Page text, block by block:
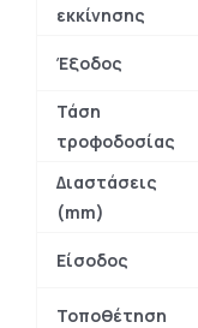
εκκίνησης
Έξοδος
Τάση
τροφοδοσίας
Διαστάσεις
(mm)
Είσοδος
Τοποθέτηση